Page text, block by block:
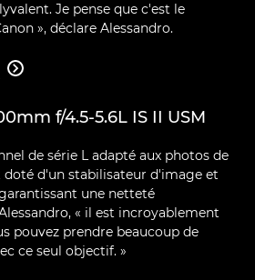
Je pense que c'est le
», déclare Alessandro.

f/4.5-5.6L IS II USM
de série L adapté aux photos de
d'un stabilisateur d'image et
une netteté
« il est incroyablement
pouvez prendre beaucoup de
ce seul objectif. »